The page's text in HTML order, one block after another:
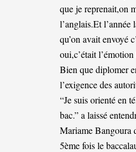
que je reprenait,on
l’anglais.Et
qu’on avait envoyé
oui,c’était
Bien que diplomer
l’exigence des
“Je suis orienté en
bac.” a laissé
Mariame Bangoura
5ème fois le